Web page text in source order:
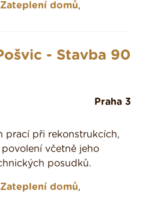
Zateplení domů,
- Stavba 90
Praha 3
prací při rekonstrukcích,
včetně jeho
posudků.
Zateplení domů,